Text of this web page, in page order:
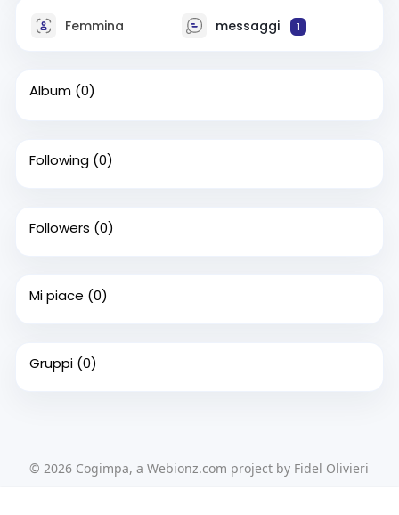
Femmina messaggi 1
Album (0)
Following (0)
Followers (0)
Mi piace (0)
Gruppi (0)
© 2026 Cogimpa, a Webionz.com project by Fidel Olivieri